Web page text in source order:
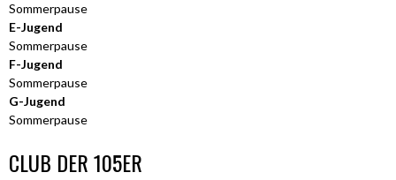
Sommerpause
E-Jugend
Sommerpause
F-Jugend
Sommerpause
G-Jugend
Sommerpause
CLUB DER 105ER